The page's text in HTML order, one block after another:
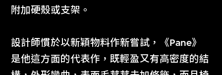
附加硬殼或支架。
設計師慣於以新穎物料作新嘗試，《Pane》
是他這方面的代表作，既輕盈又有高密度的結